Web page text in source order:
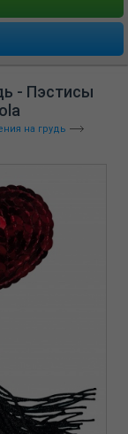
- Пэстисы
на грудь